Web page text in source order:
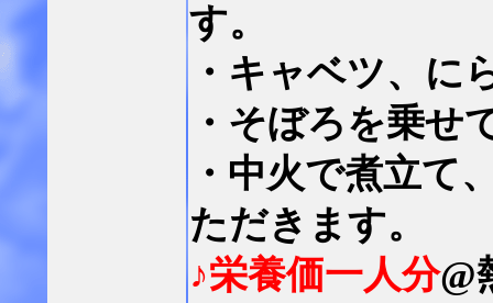
す。
・キャベツ、に
・そぼろを乗せ
・中火で煮立て
ただきます。
♪栄養価一人分@